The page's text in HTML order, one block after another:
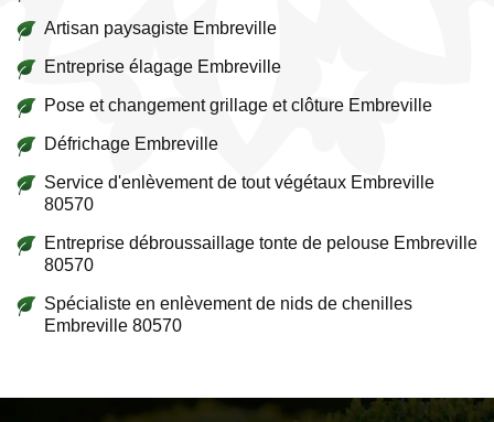
Artisan paysagiste Embreville
Entreprise élagage Embreville
Pose et changement grillage et clôture Embreville
Défrichage Embreville
Service d'enlèvement de tout végétaux Embreville
80570
Entreprise débroussaillage tonte de pelouse Embreville
80570
Spécialiste en enlèvement de nids de chenilles
Embreville 80570